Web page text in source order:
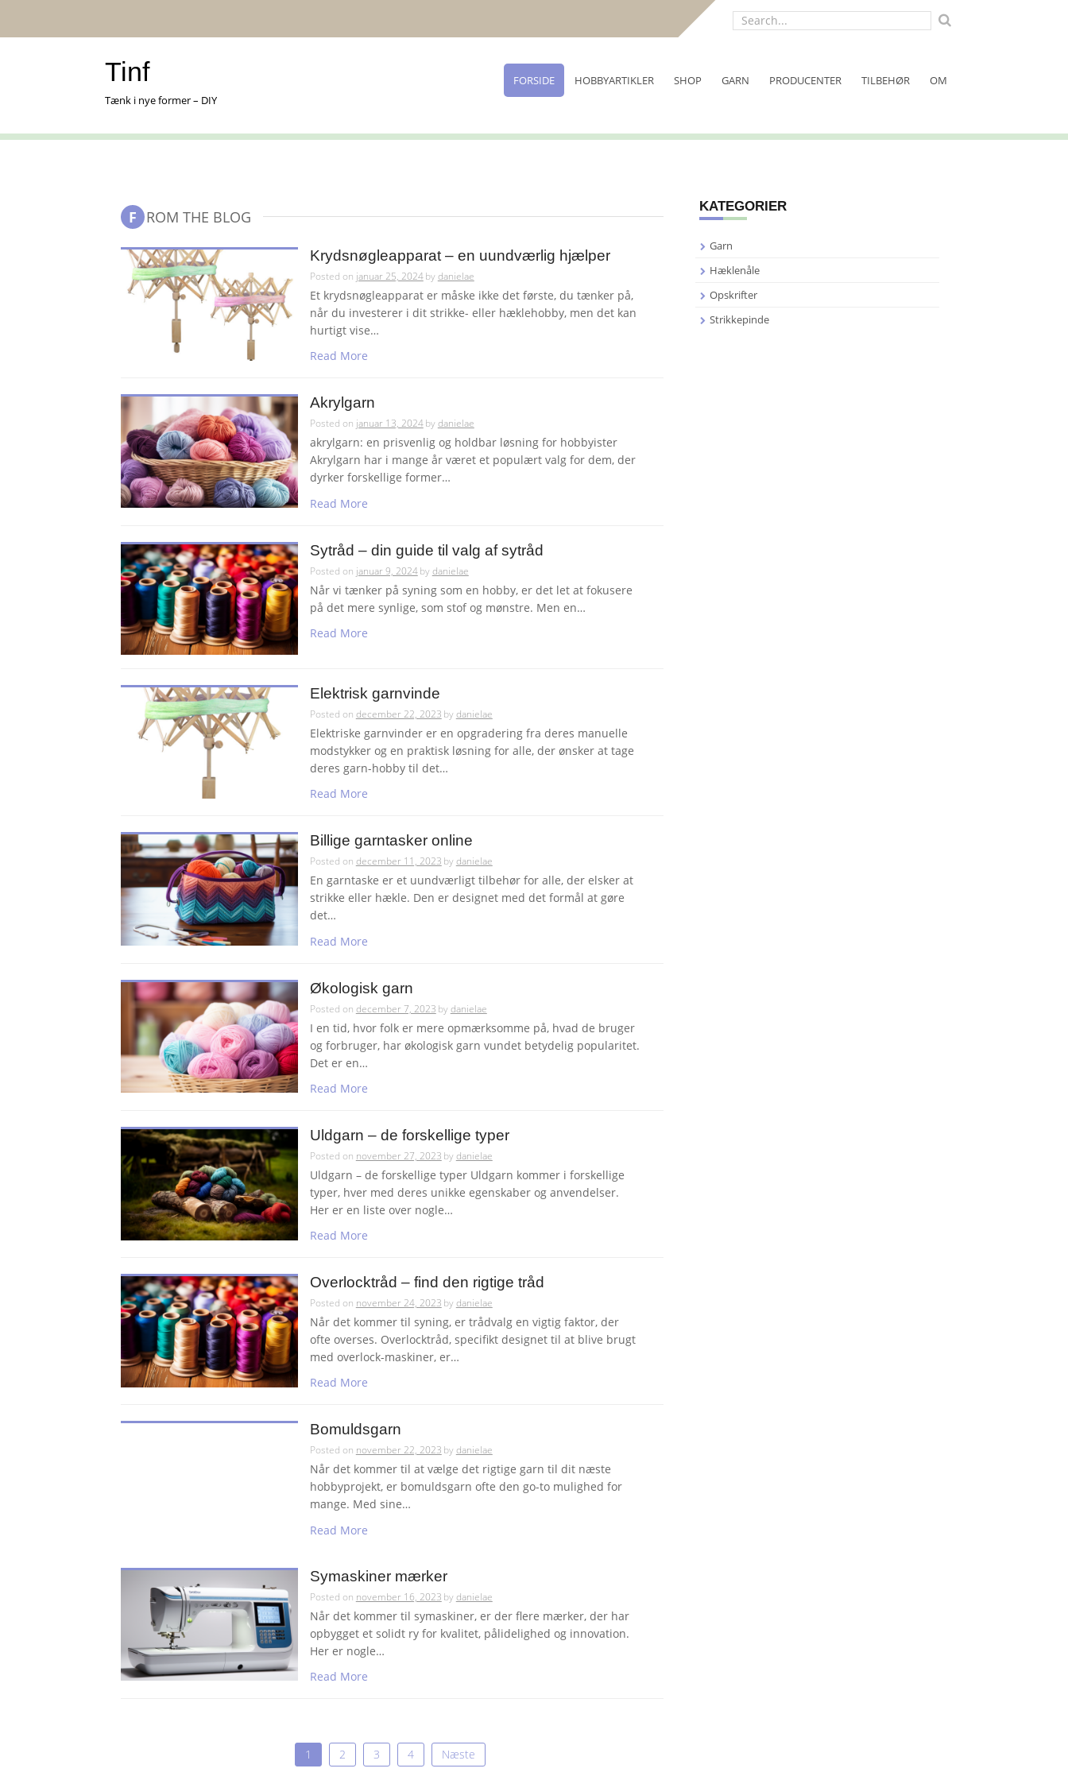
content
Search
for:
Tinf
Tænk i nye former – DIY
FORSIDE HOBBYARTIKLER SHOP GARN PRODUCENTER TILBEHØR OM
FROM THE BLOG
Krydsnøgleapparat – en uundværlig hjælper
Posted on januar 25, 2024bydanielae
Et krydsnøgleapparat er måske ikke det første, du tænker på,
når du investerer i dit strikke- eller hæklehobby, men det kan
hurtigt vise…
Read More
Akrylgarn
Posted on januar 13, 2024bydanielae
akrylgarn: en prisvenlig og holdbar løsning for hobbyister
Akrylgarn har i mange år været et populært valg for dem, der
dyrker forskellige former…
Read More
Sytråd – din guide til valg af sytråd
Posted on januar 9, 2024bydanielae
Når vi tænker på syning som en hobby, er det let at fokusere
på det mere synlige, som stof og mønstre. Men en…
Read More
Elektrisk garnvinde
Posted on december 22, 2023 bydanielae
Elektriske garnvinder er en opgradering fra deres manuelle
modstykker og en praktisk løsning for alle, der ønsker at tage
deres garn-hobby til det…
Read More
Billige garntasker online
Posted on december 11, 2023 bydanielae
En garntaske er et uundværligt tilbehør for alle, der elsker at
strikke eller hækle. Den er designet med det formål at gøre
det…
Read More
Økologisk garn
Posted on december 7, 2023 bydanielae
I en tid, hvor folk er mere opmærksomme på, hvad de bruger
og forbruger, har økologisk garn vundet betydelig popularitet.
Det er en…
Read More
Uldgarn – de forskellige typer
Posted on november 27, 2023 bydanielae
Uldgarn – de forskellige typer Uldgarn kommer i forskellige
typer, hver med deres unikke egenskaber og anvendelser.
Her er en liste over nogle…
Read More
Overlocktråd – find den rigtige tråd
Posted on november 24, 2023 bydanielae
Når det kommer til syning, er trådvalg en vigtig faktor, der
ofte overses. Overlocktråd, specifikt designet til at blive brugt
med overlock-maskiner, er…
Read More
Bomuldsgarn
Posted on november 22, 2023 bydanielae
Når det kommer til at vælge det rigtige garn til dit næste
hobbyprojekt, er bomuldsgarn ofte den go-to mulighed for
mange. Med sine…
Read More
Symaskiner mærker
Posted on november 16, 2023 bydanielae
Når det kommer til symaskiner, er der flere mærker, der har
opbygget et solidt ry for kvalitet, pålidelighed og innovation.
Her er nogle…
Read More
1 2 3 4 Næste
KATEGORIER
Garn
Hæklenåle
Opskrifter
Strikkepinde